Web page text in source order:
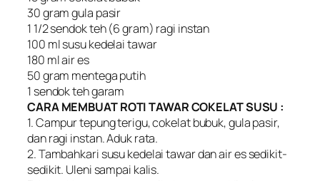
30 gram gula pasir
1 1/2 sendok teh (6 gram) ragi instan
100 ml susu kedelai tawar
180 ml air es
50 gram mentega putih
1 sendok teh garam
CARA MEMBUAT ROTI TAWAR COKELAT SUSU :
1. Campur tepung terigu, cokelat bubuk, gula pasir,
dan ragi instan. Aduk rata.
2. Tambahkari susu kedelai tawar dan air es sedikit-
sedikit. Uleni sampai kalis.